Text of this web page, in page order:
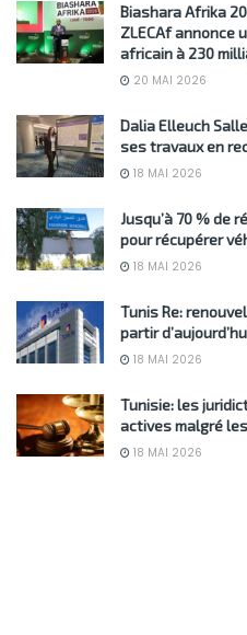
Biashara Afrika
ZLECAf annonce
africain à 230
20 MAI 2026
Dalia Elleuch
ses travaux en
18 MAI 2026
Jusqu’à 70 % de
pour récupérer
18 MAI 2026
Tunis Re:
partir
18 MAI 2026
Tunisie: les
actives malgré
18 MAI 2026